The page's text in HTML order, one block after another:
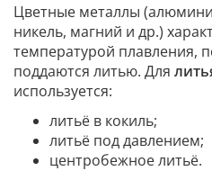
Цветные металлы
никель, магний и др.)
температурой плавления,
поддаются литью. Для
используется:
литьё в кокиль;
литьё под давлением;
центробежное литьё.